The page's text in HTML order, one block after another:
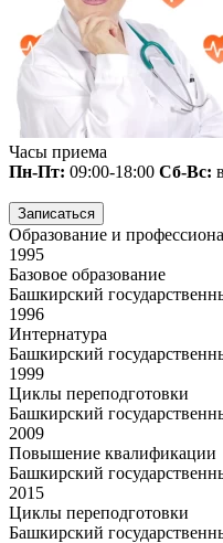
Часы приема
Пн-Пт: 09:00-18:00 Сб-Вс:
Записаться
Образование и
1995
Базовое образование
Башкирский
1996
Интернатура
Башкирский
1999
Циклы переподготовки
Башкирский
2009
Повышение квалификации
Башкирский
2015
Циклы переподготовки
Башкирский